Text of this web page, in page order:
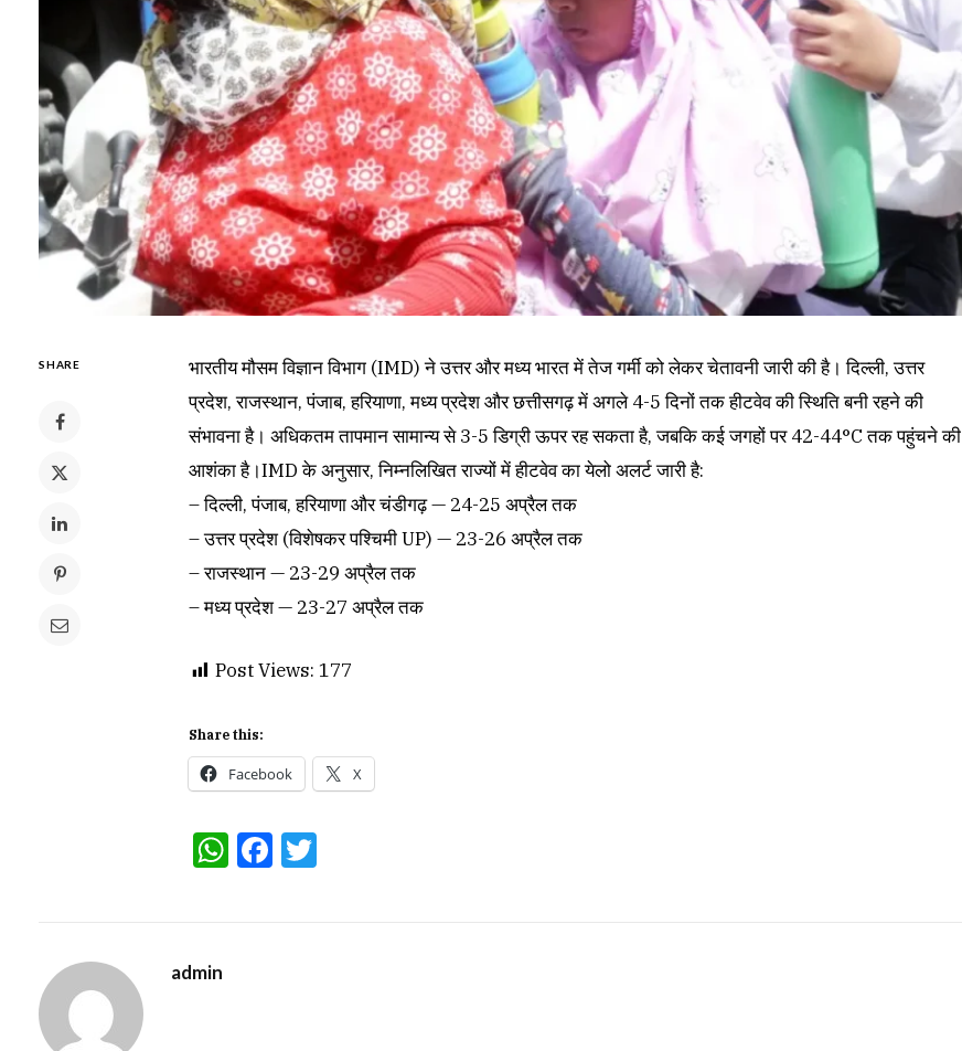
SHARE
भारतीय मौसम विज्ञान विभाग (IMD) ने उत्तर और मध्य भारत में तेज गर्मी को लेकर चेतावनी जारी की है। दिल्ली, उत्तर
प्रदेश, राजस्थान, पंजाब, हरियाणा, मध्य प्रदेश और छत्तीसगढ़ में अगले 4-5 दिनों तक हीटवेव की स्थिति बनी रहने की
संभावना है। अधिकतम तापमान सामान्य से 3-5 डिग्री ऊपर रह सकता है, जबकि कई जगहों पर 42-44°C तक पहुंचने की
आशंका है।IMD के अनुसार, निम्नलिखित राज्यों में हीटवेव का येलो अलर्ट जारी है:
– दिल्ली, पंजाब, हरियाणा और चंडीगढ़ — 24-25 अप्रैल तक
– उत्तर प्रदेश (विशेषकर पश्चिमी UP) — 23-26 अप्रैल तक
– राजस्थान — 23-29 अप्रैल तक
– मध्य प्रदेश — 23-27 अप्रैल तक
Post Views: 177
Share this:
Facebook X
WhatsApp
Facebook
admin